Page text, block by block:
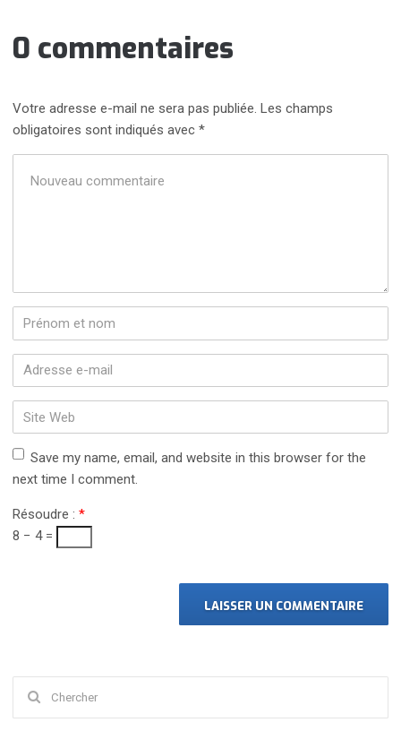
0 commentaires
Votre adresse e-mail ne sera pas publiée. Les champs
obligatoires sont indiqués avec*
commentaire*
Prénom
et
nom*
Adresse
e-
mail
Site
Web
Save my name, email, and website in this browser for the
next time I comment.
Résoudre :*
8 − 4 =